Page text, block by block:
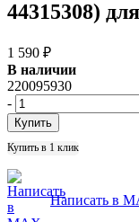
44315308)
1 590 ₽
В наличии
220095930
-
Купить в 1 клик
Написать в